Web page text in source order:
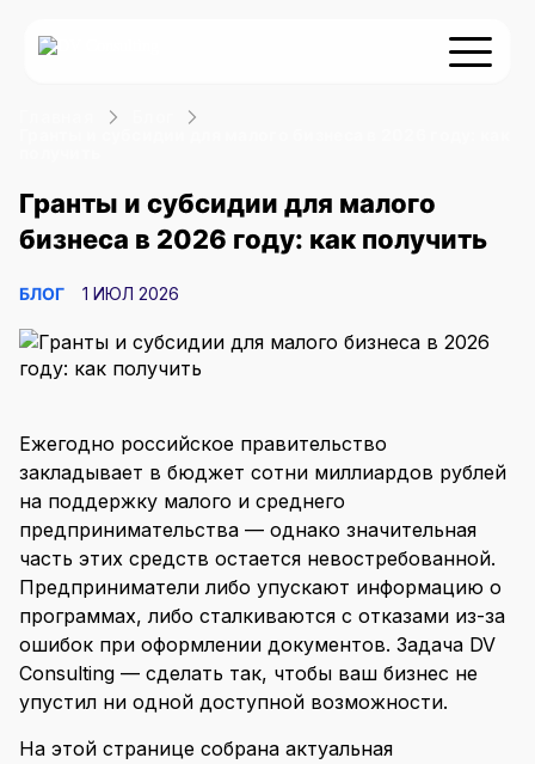
Статус
Статус резидента Сколково
Минпромторг
Включение в Реестр
Минпромторга
ИТ
Реестр российского ПО
Техдокументация для ПО
Интеллектуальная
финансирования
Привлечение инвестиций
Льготное кредитование
Отчетность по гранту ФСИ
Разработка ПО
Офсетные контракты
ГЧП-контракты
Блог
Гранты и субсидии для малого
бизнеса в 2026 году: как получить
БЛОГ 1 ИЮЛ 2026
Ежегодно российское правительство
закладывает в бюджет сотни миллиардов рублей
на поддержку малого и среднего
предпринимательства — однако значительная
часть этих средств остается невостребованной.
Предприниматели либо упускают информацию о
программах, либо сталкиваются с отказами из-за
ошибок при оформлении документов. Задача DV
Consulting — сделать так, чтобы ваш бизнес не
упустил ни одной доступной возможности.
На этой странице собрана актуальная